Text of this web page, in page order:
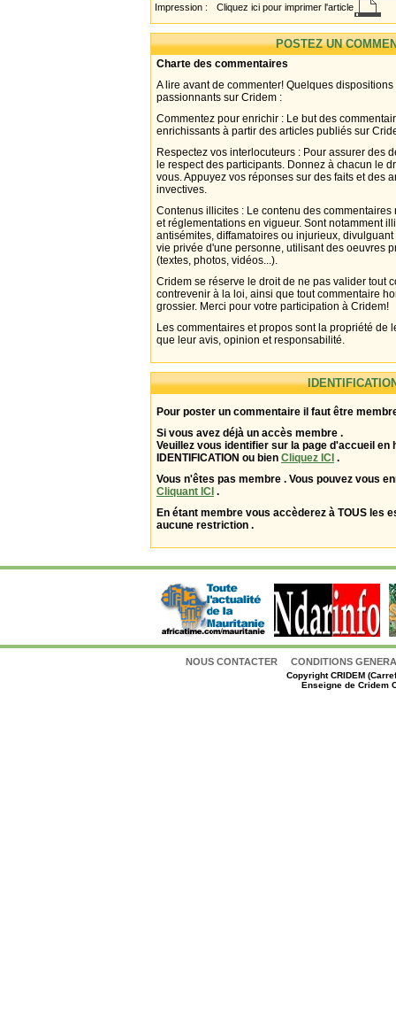
Impression : Cliquez ici pour imprimer l'article
POSTEZ UN
Charte des commentaires
A lire avant de commenter! Quelques
passionnants sur Cridem :
Commentez pour enrichir : Le but des
enrichissants à partir des articles publiés sur
Respectez vos interlocuteurs : Pour assurer des
le respect des participants. Donnez à chacun le
vous. Appuyez vos réponses sur des faits et des
invectives.
Contenus illicites : Le contenu des
et réglementations en vigueur. Sont notamment
antisémites, diffamatoires ou injurieux,
vie privée d'une personne, utilisant des oeuvres
(textes, photos, vidéos...).
Cridem se réserve le droit de ne pas valider tout
contrevenir à la loi, ainsi que tout commentaire
grossier. Merci pour votre participation à Cridem!
Les commentaires et propos sont la propriété de
que leur avis, opinion et responsabilité.
Pour poster un commentaire il faut être
Si vous avez déjà un accès membre .
Veuillez vous identifier sur la page d'accueil en
IDENTIFICATION ou bien Cliquez ICI .
Vous n'êtes pas membre . Vous pouvez vous
Cliquant ICI .
En étant membre vous accèderez à TOUS les
aucune restriction .
NOUS CONTACTER CONDITIONS
CopyrightCRIDEM
Enseigne de Cridem